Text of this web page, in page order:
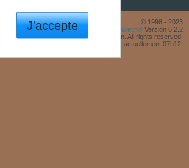
© 1998 - 2023
Powered by
vBulletin® Version 6.2.2
© 2026 MH Sub I, LLC dba vBulletin. All rights reserved.
Fuseau horaire GMT +1. Il est actuellement 07h12.
J'accepte